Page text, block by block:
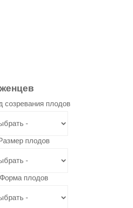
созревания плодов
плодов
Форма плодов